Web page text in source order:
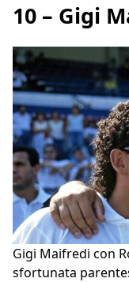
10 – Gigi
Gigi Maifredi con
sfortunata